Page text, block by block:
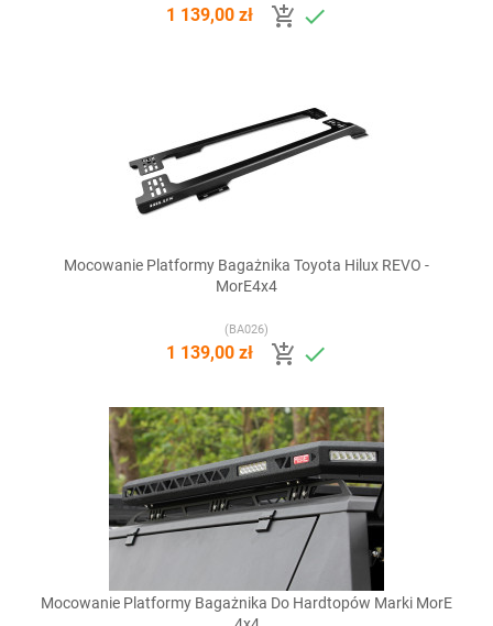
1 139,00 zł  
Mocowanie Platformy Bagażnika Toyota Hilux REVO -
MorE4x4
(BA026)
1 139,00 zł  
Mocowanie Platformy Bagażnika Do Hardtopów Marki MorE